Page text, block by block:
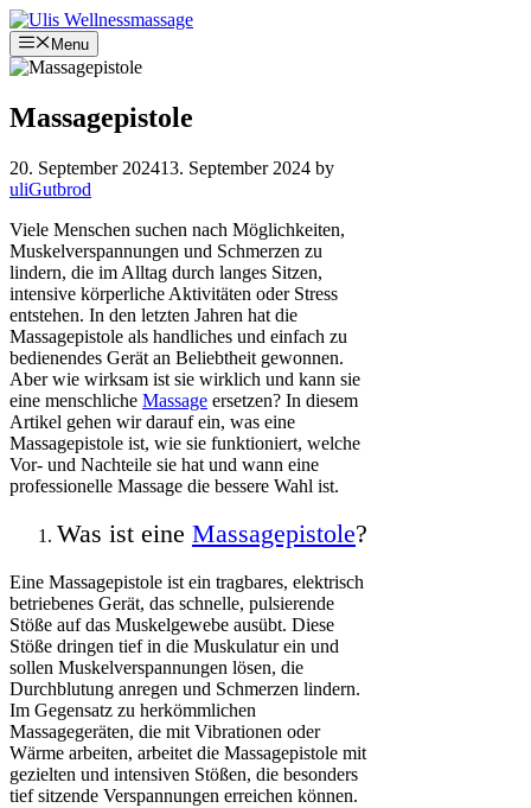
Skip
to
content
Menu
Massagepistole
20. September 202413. September 2024 by
uliGutbrod
Viele Menschen suchen nach Möglichkeiten,
Muskelverspannungen und Schmerzen zu
lindern, die im Alltag durch langes Sitzen,
intensive körperliche Aktivitäten oder Stress
entstehen. In den letzten Jahren hat die
Massagepistole als handliches und einfach zu
bedienendes Gerät an Beliebtheit gewonnen.
Aber wie wirksam ist sie wirklich und kann sie
eine menschliche Massage ersetzen? In diesem
Artikel gehen wir darauf ein, was eine
Massagepistole ist, wie sie funktioniert, welche
Vor- und Nachteile sie hat und wann eine
professionelle Massage die bessere Wahl ist.
Was ist eine Massagepistole?
Eine Massagepistole ist ein tragbares, elektrisch
betriebenes Gerät, das schnelle, pulsierende
Stöße auf das Muskelgewebe ausübt. Diese
Stöße dringen tief in die Muskulatur ein und
sollen Muskelverspannungen lösen, die
Durchblutung anregen und Schmerzen lindern.
Im Gegensatz zu herkömmlichen
Massagegeräten, die mit Vibrationen oder
Wärme arbeiten, arbeitet die Massagepistole mit
gezielten und intensiven Stößen, die besonders
tief sitzende Verspannungen erreichen können.